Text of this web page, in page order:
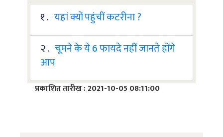
१ . यहां क्यों पहुंचीं कटरीना ?
२ . चूमने के ये 6 फायदे नहीं जानते होंगे
आप
प्रकाशित तारीख : 2021-10-05 08:11:00